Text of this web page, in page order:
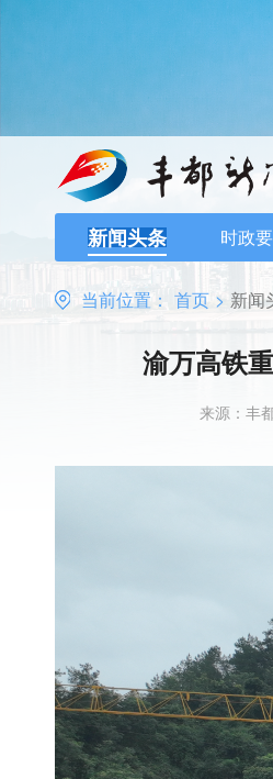
新闻头条 时政
当前位置： 首页 > 新闻
渝万高铁
来源：丰